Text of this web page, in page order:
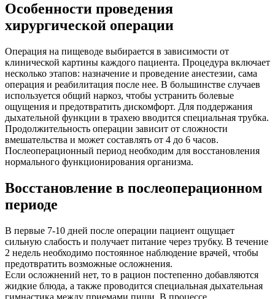
Особенности проведения
хирургической операции
Операция на пищеводе выбирается в зависимости от
клинической картины каждого пациента. Процедура включает
несколько этапов: назначение и проведение анестезии, сама
операция и реабилитация после нее. В большинстве случаев
используется общий наркоз, чтобы устранить болевые
ощущения и предотвратить дискомфорт. Для поддержания
дыхательной функции в трахею вводится специальная трубка.
Продолжительность операции зависит от сложности
вмешательства и может составлять от 4 до 6 часов.
Послеоперационный период необходим для восстановления
нормального функционирования организма.
Восстановление в послеоперационном
периоде
В первые 7-10 дней после операции пациент ощущает
сильную слабость и получает питание через трубку. В течение
2 недель необходимо постоянное наблюдение врачей, чтобы
предотвратить возможные осложнения.
Если осложнений нет, то в рацион постепенно добавляются
жидкие блюда, а также проводится специальная дыхательная
гимнастика между приемами пищи. В процессе